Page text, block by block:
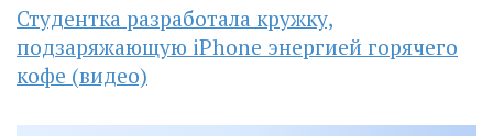
Студентка разработала кружку,
подзаряжающую iPhone энергией горячего
кофе (видео)